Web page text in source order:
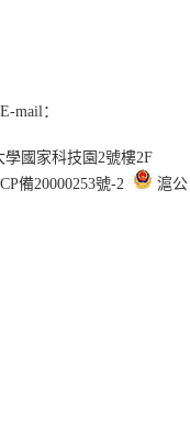
mail：
國家科技園2號樓2F
備20000253號-2
滬公